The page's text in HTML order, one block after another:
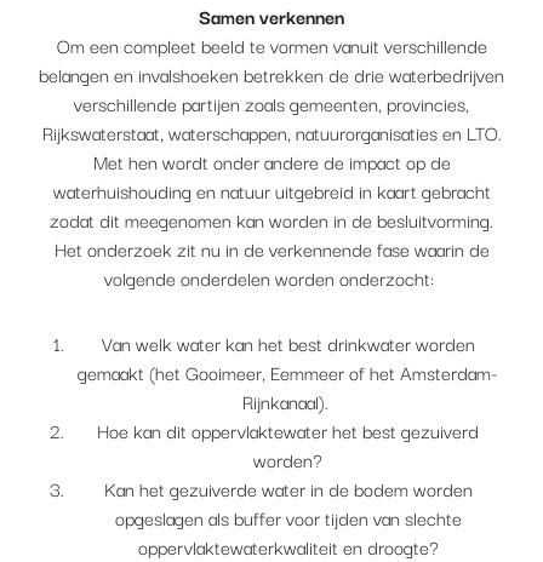
Samen verkennen
Om een compleet beeld te vormen vanuit verschillende
belangen en invalshoeken betrekken de drie waterbedrijven
verschillende partijen zoals gemeenten, provincies,
Rijkswaterstaat, waterschappen, natuurorganisaties en LTO.
Met hen wordt onder andere de impact op de
waterhuishouding en natuur uitgebreid in kaart gebracht
zodat dit meegenomen kan worden in de besluitvorming.
Het onderzoek zit nu in de verkennende fase waarin de
volgende onderdelen worden onderzocht:
Van welk water kan het best drinkwater worden
gemaakt (het Gooimeer, Eemmeer of het Amsterdam-
Rijnkanaal).
Hoe kan dit oppervlaktewater het best gezuiverd
worden?
Kan het gezuiverde water in de bodem worden
opgeslagen als buffer voor tijden van slechte
oppervlaktewaterkwaliteit en droogte?